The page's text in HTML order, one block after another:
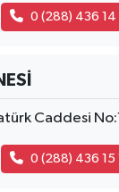
0 (288) 436 14
Caddesi
0 (288) 436 15